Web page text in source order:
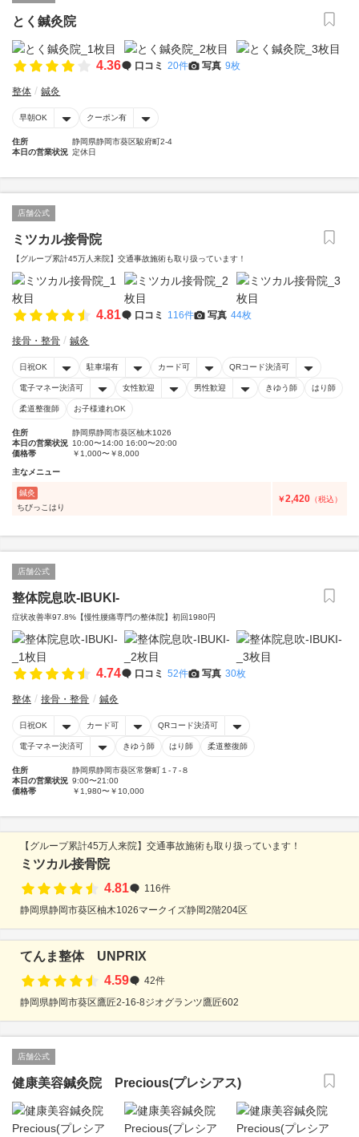
とく鍼灸院
4.36 口コミ 20件 写真 9枚
整体 鍼灸
早朝OK クーポン有
住所
静岡県静岡市葵区駿府町2-4
本日の営業状況 定休日
店舗公式
ミツカル接骨院
【グループ累計45万人来院】交通事故施術も取り扱っています！
4.81 口コミ 116件 写真 44枚
接骨・整骨 鍼灸
日祝OK 駐車場有 カード可 QRコード決済可
電子マネー決済可 女性歓迎 男性歓迎 きゆう師 はり師
柔道整復師 お子様連れOK
住所
静岡県静岡市葵区柚木1026
本日の営業状況 10:00〜14:00 16:00〜20:00
価格帯
￥1,000〜￥8,000
主なメニュー
鍼灸
ちびっこはり
￥2,420 （税込）
店舗公式
整体院息吹-IBUKI-
症状改善率97.8%【慢性腰痛専門の整体院】初回1980円
4.74 口コミ 52件 写真 30枚
整体 接骨・整骨 鍼灸
日祝OK カード可 QRコード決済可
電子マネー決済可 きゆう師 はり師 柔道整復師
住所
静岡県静岡市葵区常磐町１-７-８
本日の営業状況 9:00〜21:00
価格帯
￥1,980〜￥10,000
【グループ累計45万人来院】交通事故施術も取り扱っています！
ミツカル接骨院
4.81
116件
静岡県静岡市葵区柚木1026マークイズ静岡2階204区
てんま整体 UNPRIX
4.59
42件
静岡県静岡市葵区鷹匠2-16-8ジオグランツ鷹匠602
店舗公式
健康美容鍼灸院 Precious(プレシアス)